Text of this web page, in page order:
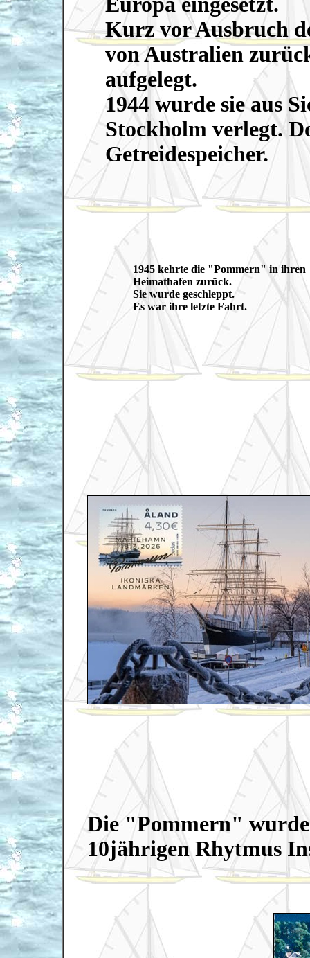
Kurz vor Ausbruch
von Australien
aufgelegt.
1944 wurde sie aus
Stockholm verlegt.
Getreidespeicher.
1945 kehrte die "Pommern" in ihren
Heimathafen zurück.
Sie wurde geschleppt.
Es war ihre letzte Fahrt.
Die "Pommern"
10jährigen Rhytmus